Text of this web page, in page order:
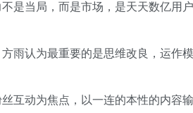
是当局，而是市场，是天天数亿用户
雨认为最重要的是思维改良，运作模
互动为焦点，以一连的本性的内容输